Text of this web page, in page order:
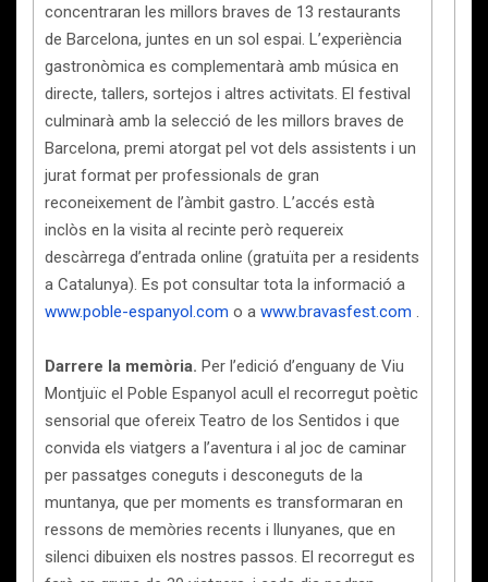
concentraran les millors braves de 13 restaurants
de Barcelona, juntes en un sol espai. L’experiència
gastronòmica es complementarà amb música en
directe, tallers, sortejos i altres activitats. El festival
culminarà amb la selecció de les millors braves de
Barcelona, premi atorgat pel vot dels assistents i un
jurat format per professionals de gran
reconeixement de l’àmbit gastro. L’accés està
inclòs en la visita al recinte però requereix
descàrrega d’entrada online (gratuïta per a residents
a Catalunya). Es pot consultar tota la informació a
www.poble-espanyol.com o a www.bravasfest.com .
Darrere la memòria. Per l’edició d’enguany de Viu
Montjuïc el Poble Espanyol acull el recorregut poètic
sensorial que ofereix Teatro de los Sentidos i que
convida els viatgers a l’aventura i al joc de caminar
per passatges coneguts i desconeguts de la
muntanya, que per moments es transformaran en
ressons de memòries recents i llunyanes, que en
silenci dibuixen els nostres passos. El recorregut es